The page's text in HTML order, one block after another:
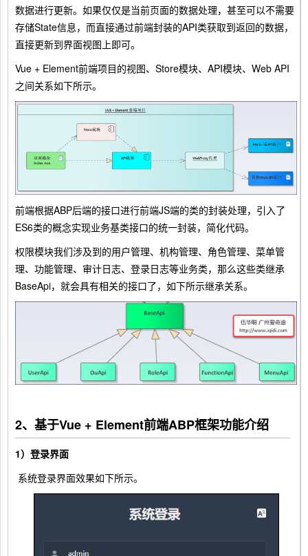
数据进行更新。如果仅仅是当前页面的数据处理，甚至可以不需要
存储State信息，而直接通过前端封装的API类获取到返回的数据，
直接更新到界面视图上即可。
Vue + Element前端项目的视图、Store模块、API模块、Web API
之间关系如下所示。
前端根据ABP后端的接口进行前端JS端的类的封装处理，引入了
ES6类的概念实现业务基类接口的统一封装，简化代码。
权限模块我们涉及到的用户管理、机构管理、角色管理、菜单管
理、功能管理、审计日志、登录日志等业务类，那么这些类继承
BaseApi，就会具有相关的接口了，如下所示继承关系。
2、基于Vue + Element前端ABP框架功能介绍
1）登录界面
系统登录界面效果如下所示。